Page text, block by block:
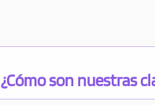
¿Cómo son nuestras